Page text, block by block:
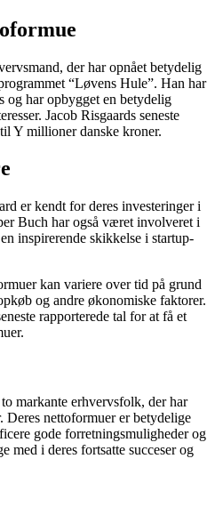
der har opnået betydelig
“Løvens Hule”. Han har
og har opbygget en betydelig
Jacob Risgaards seneste
Y millioner danske kroner.
er kendt for deres investeringer i
Buch har også været involveret i
inspirerende skikkelse i startup-
kan variere over tid på grund
og andre økonomiske faktorer.
rapporterede tal for at få et
markante erhvervsfolk, der har
Deres nettoformuer er betydelige
gode forretningsmuligheder og
med i deres fortsatte succeser og